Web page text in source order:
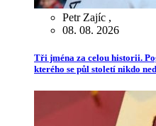
Petr Zajíc ,
08. 08. 2026
Tři jména za celou historii.
kterého se půl století nikdo